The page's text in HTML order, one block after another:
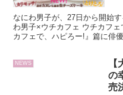
なにわ男子が、27日から開始
わ男子×ウチカフェ ウチカフ
カフェで、ハピろー!』篇に俳
NEWS
の
売